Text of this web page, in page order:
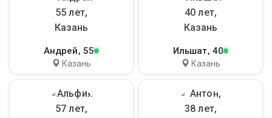
Андрей, 55
Казань
Ильшат, 40
Казань